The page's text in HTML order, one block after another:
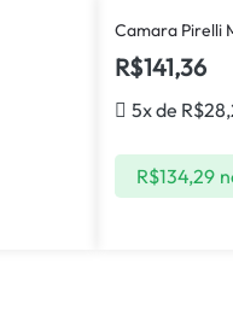
Camara Pirelli
R$141,36
5x de R$
R$134,29